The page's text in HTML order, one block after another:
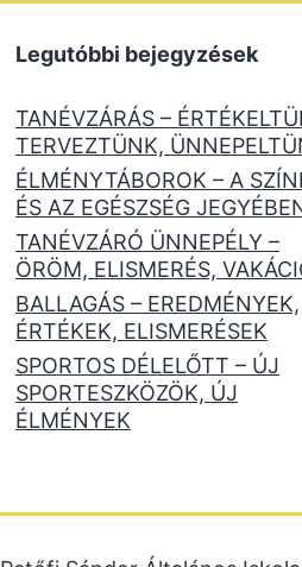
Legutóbbi bejegyzések
TANÉVZÁRÁS –
TERVEZTÜNK,
ÉLMÉNYTÁBOROK – A
ÉS AZ EGÉSZSÉG
TANÉVZÁRÓ ÜNNEPÉLY –
ÖRÖM, ELISMERÉS,
BALLAGÁS – EREDMÉNYEK,
ÉRTÉKEK, ELISMERÉSEK
SPORTOS DÉLELŐTT – ÚJ
SPORTESZKÖZÖK, ÚJ
ÉLMÉNYEK